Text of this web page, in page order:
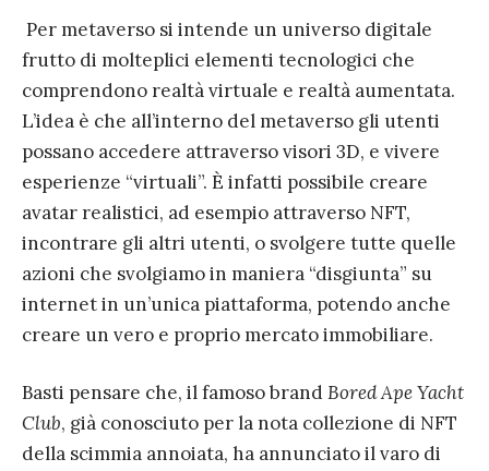
Per metaverso si intende un universo digitale
frutto di molteplici elementi tecnologici che
comprendono realtà virtuale e realtà aumentata.
L’idea è che all’interno del metaverso gli utenti
possano accedere attraverso visori 3D, e vivere
esperienze “virtuali”. È infatti possibile creare
avatar realistici, ad esempio attraverso NFT,
incontrare gli altri utenti, o svolgere tutte quelle
azioni che svolgiamo in maniera “disgiunta” su
internet in un’unica piattaforma, potendo anche
creare un vero e proprio mercato immobiliare.
Basti pensare che, il famoso brandBored Ape Yacht
Club, già conosciuto per la nota collezione di NFT
della scimmia annoiata, ha annunciato il varo di